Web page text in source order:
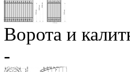
Ворота и
-